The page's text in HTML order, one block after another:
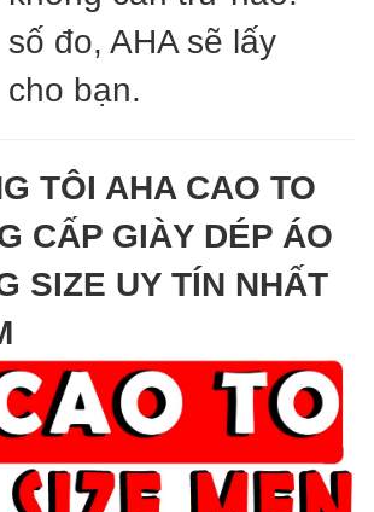
đo, AHA sẽ lấy
bạn.
TÔI AHA CAO TO
CẤP GIÀY DÉP ÁO
SIZE UY TÍN NHẤT